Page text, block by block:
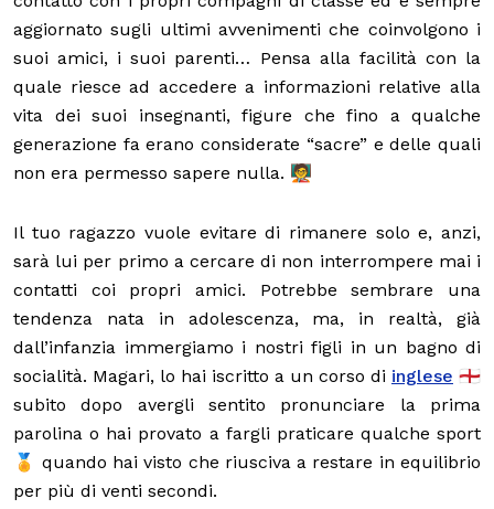
aggiornato sugli ultimi avvenimenti che coinvolgono i
suoi amici, i suoi parenti… Pensa alla facilità con la
quale riesce ad accedere a informazioni relative alla
vita dei suoi insegnanti, figure che fino a qualche
generazione fa erano considerate “sacre” e delle quali
non era permesso sapere nulla. 🧑‍🏫
Il tuo ragazzo vuole evitare di rimanere solo e, anzi,
sarà lui per primo a cercare di non interrompere mai i
contatti coi propri amici. Potrebbe sembrare una
tendenza nata in adolescenza, ma, in realtà, già
dall’infanzia immergiamo i nostri figli in un bagno di
socialità. Magari, lo hai iscritto a un corso di inglese 🏴󠁧󠁢󠁥󠁮󠁧󠁿
subito dopo avergli sentito pronunciare la prima
parolina o hai provato a fargli praticare qualche sport
🏅 quando hai visto che riusciva a restare in equilibrio
per più di venti secondi.